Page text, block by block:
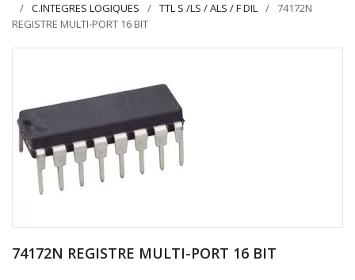
C.INTEGRES LOGIQUES
TTL S /LS / ALS / F DIL
74172N
REGISTRE MULTI-PORT 16 BIT
74172N REGISTRE MULTI-PORT 16 BIT